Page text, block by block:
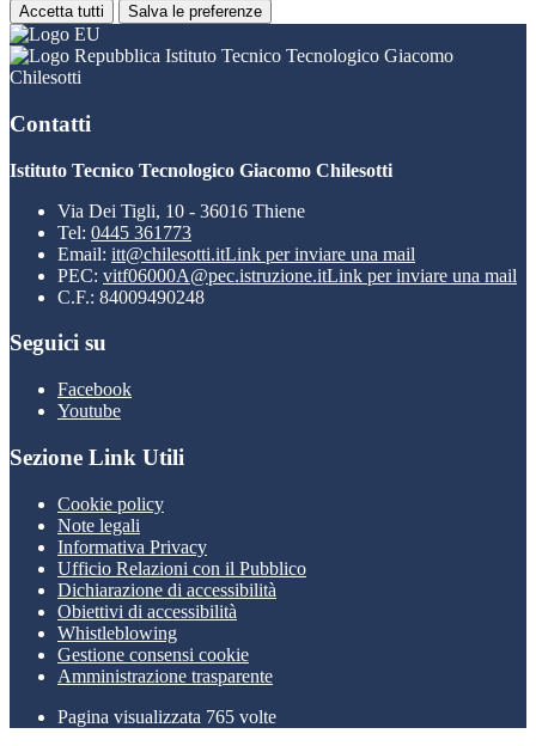
Accetta tutti Salva le preferenze
Istituto Tecnico Tecnologico Giacomo
Chilesotti
Contatti
Istituto Tecnico Tecnologico Giacomo Chilesotti
Via Dei Tigli, 10 - 36016 Thiene
Tel: 0445 361773
Email: itt@chilesotti.itLink per inviare una mail
PEC: vitf06000A@pec.istruzione.itLink per inviare una mail
C.F.: 84009490248
Seguici su
Facebook
Youtube
Sezione Link Utili
Cookie policy
Note legali
Informativa Privacy
Ufficio Relazioni con il Pubblico
Dichiarazione di accessibilità
Obiettivi di accessibilità
Whistleblowing
Gestione consensi cookie
Amministrazione trasparente
Pagina visualizzata 765 volte